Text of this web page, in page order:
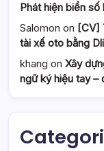
Phát hiện biển
Salomon on [CV]
tài xế oto bằng
khang on Xây
ngữ ký hiệu tay –